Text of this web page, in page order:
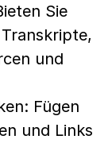
Sie
und
Fügen
und Links